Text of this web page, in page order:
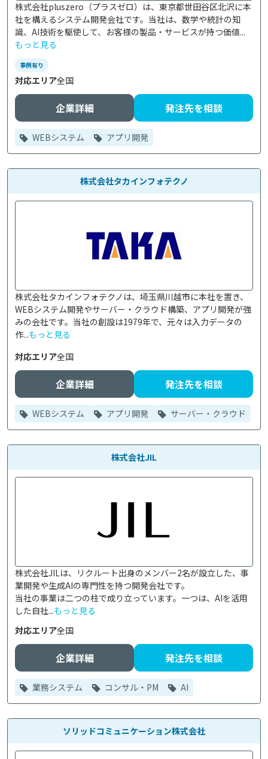
株式会社pluszero（プラスゼロ）は、東京都世田谷区北沢に本
社を構えるシステム開発会社です。当社は、数学や統計の知
識、AI技術を駆使して、お客様の製品・サービスが持つ価値...
もっと見る
事例有り
対応エリア全国
企業詳細 発注先を相談
WEBシステム アプリ開発
株式会社タカインフォテクノ
株式会社タカインフォテクノは、埼玉県川越市に本社を置き、
WEBシステム開発やサーバー・クラウド構築、アプリ開発が強
みの会社です。当社の創設は1979年で、元々は入力データの
作...もっと見る
対応エリア全国
企業詳細 発注先を相談
WEBシステム アプリ開発 サーバー・クラウド
株式会社JIL
株式会社JILは、リクルート出身のメンバー2名が設立した、事
業開発や生成AIの専門性を持つ開発会社です。
当社の事業は二つの柱で成り立っています。一つは、AIを活用
した自社...もっと見る
対応エリア全国
企業詳細 発注先を相談
業務システム コンサル・PM AI
ソリッドコミュニケーション株式会社